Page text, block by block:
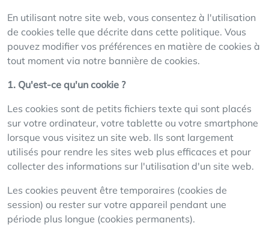
En utilisant notre site web, vous consentez à l'utilisation
de cookies telle que décrite dans cette politique. Vous
pouvez modifier vos préférences en matière de cookies à
tout moment via notre bannière de cookies.
1. Qu'est-ce qu'un cookie ?
Les cookies sont de petits fichiers texte qui sont placés
sur votre ordinateur, votre tablette ou votre smartphone
lorsque vous visitez un site web. Ils sont largement
utilisés pour rendre les sites web plus efficaces et pour
collecter des informations sur l'utilisation d'un site web.
Les cookies peuvent être temporaires (cookies de
session) ou rester sur votre appareil pendant une
période plus longue (cookies permanents).